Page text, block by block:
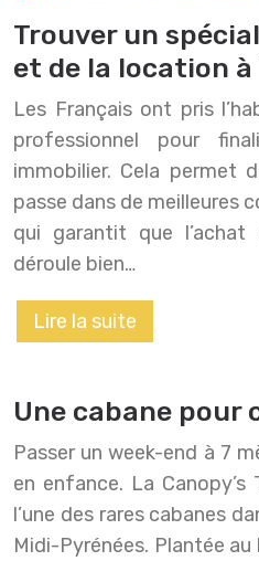
Trouver un
et de la location à
Les Français ont pris
professionnel pour
immobilier. Cela permet
passe dans de meilleures
qui garantit que l’achat
déroule bien…
Lire la suite
Une cabane pour
Passer un week-end à 7
en enfance. La
l’une des rares cabanes
Midi-Pyrénées. Plantée